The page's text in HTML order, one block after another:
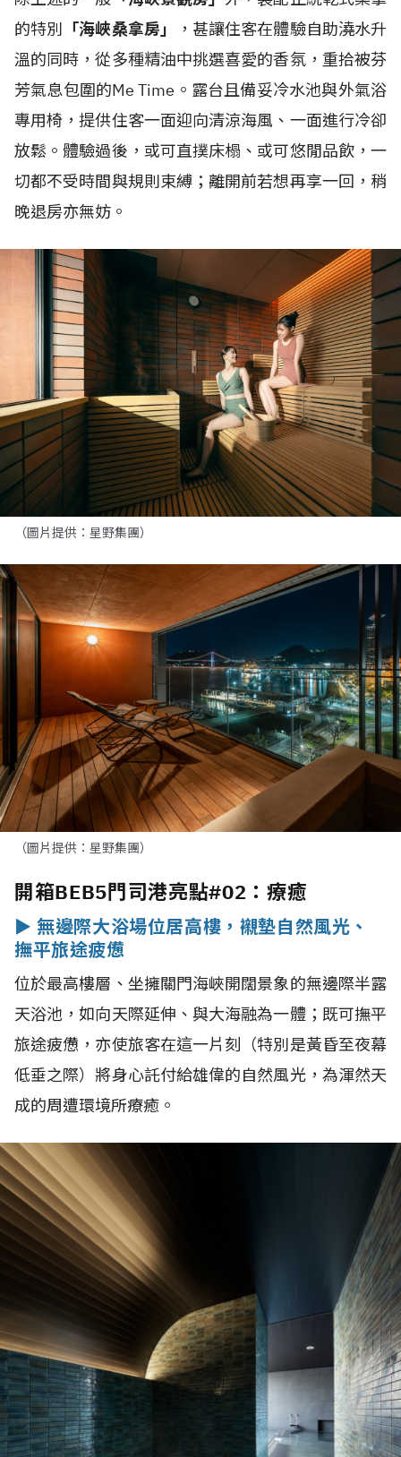
的特別 「海峽桑拿房」
，甚讓住客在體驗自助澆水升
溫的同時，從多種精油中挑選喜愛的香氛，重拾被芬
芳氣息包圍的Me Time。露台且備妥冷水池與外氣浴
專用椅，提供住客一面迎向清涼海風、一面進行冷卻
放鬆。體驗過後，或可直撲床榻、或可悠閒品飲，一
切都不受時間與規則束縛；離開前若想再享一回，稍
晚退房亦無妨。
（圖片提供：星野集團）
（圖片提供：星野集團）
開箱BEB5門司港亮點#02：療癒
► 無邊際大浴場位居高樓，襯墊自然風光、
撫平旅途疲憊
位於最高樓層、坐擁關門海峽開闊景象的無邊際半露
天浴池，如向天際延伸、與大海融為一體；既可撫平
旅途疲憊，亦使旅客在這一片刻（特別是黃昏至夜幕
低垂之際）將身心託付給雄偉的自然風光，為渾然天
成的周遭環境所療癒。